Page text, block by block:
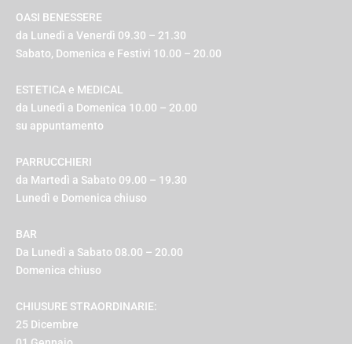
OASI BENESSERE
da Lunedì a Venerdì 09.30 – 21.30
Sabato, Domenica e Festivi 10.00 – 20.00
ESTETICA e MEDICAL
da Lunedì a Domenica 10.00 – 20.00
su appuntamento
PARRUCCHIERI
da Martedì a Sabato 09.00 – 19.30
Lunedì e Domenica chiuso
BAR
Da Lunedì a Sabato 08.00 – 20.00
Domenica chiuso
CHIUSURE STRAORDINARIE:
25 Dicembre